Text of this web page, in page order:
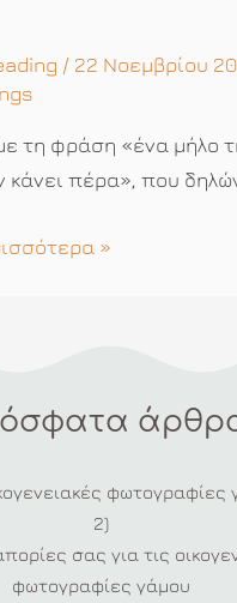
/ 22 Νοεμβρίου
τη φράση «ένα μήλο
κάνει πέρα», που
»
φωτογραφίες
2)
σας για τις
φωτογραφίες γάμου